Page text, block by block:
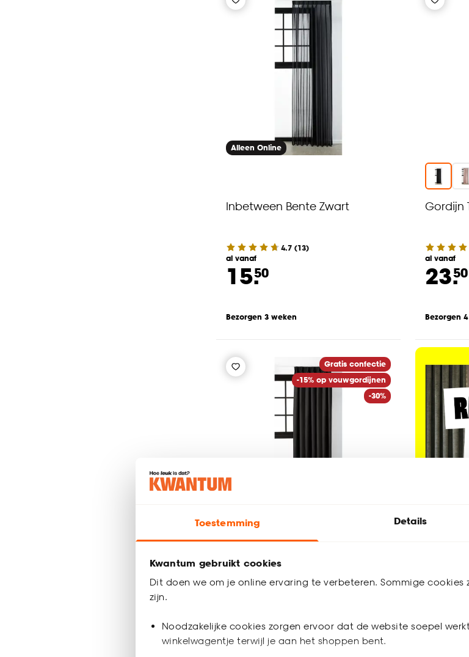
Toestemming Details
Kwantum gebruikt cookies
Dit doen we om je online ervaring te verbeteren. Sommige
zijn.
Noodzakelijke cookies zorgen ervoor dat de website soepel
winkelwagentje terwijl je aan het shoppen bent.
Alleen Online
Inbetween Bente Zwart
4.7 (13)
al vanaf
15.50
Bezorgen 3 weken
Gordijn
al vanaf
23.50
Bezorgen
Gratis confectie
-15% op vouwgordijnen
-30%
al vanaf
17 .- 11.90